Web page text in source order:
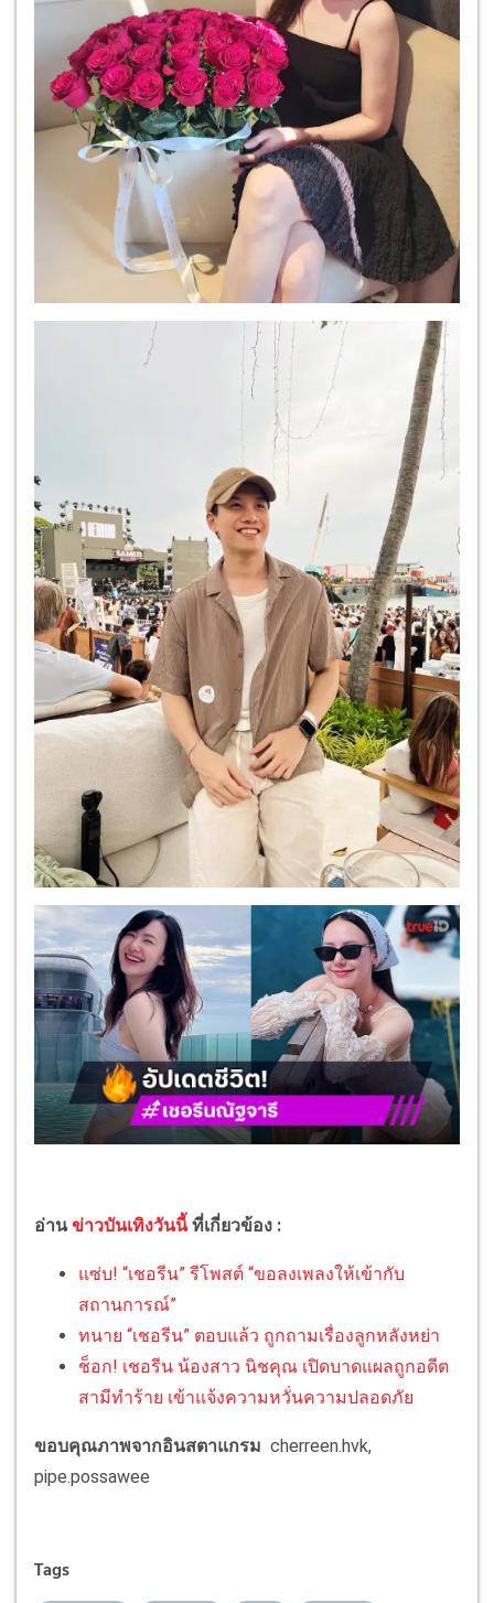
อ่านข่าวบันเทิงวันนี้ ที่เกี่ยวข้อง :
แซ่บ! “เชอรีน” รีโพสต์ “ขอลงเพลงให้เข้ากับ
สถานการณ์”
ทนาย “เชอรีน” ตอบแล้ว ถูกถามเรื่องลูกหลังหย่า
ช็อก! เชอรีน น้องสาว นิชคุณ เปิดบาดแผลถูกอดีต
สามีทำร้าย เข้าแจ้งความหวั่นความปลอดภัย
ขอบคุณภาพจากอินสตาแกรม cherreen.hvk,
pipe.possawee
Tags